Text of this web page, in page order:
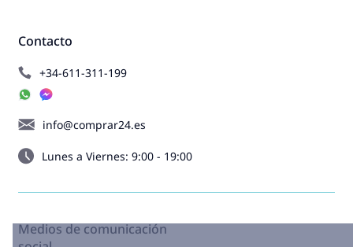
Contacto
+34-611-311-199
info@comprar24.es
Lunes a Viernes: 9:00 - 19:00
Medios de comunicación